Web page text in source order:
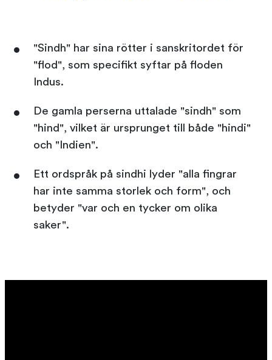
"Sindh" har sina rötter i sanskritordet för
"flod", som specifikt syftar på floden
Indus.
De gamla perserna uttalade "sindh" som
"hind", vilket är ursprunget till både "hindi"
och "Indien".
Ett ordspråk på sindhi lyder "alla fingrar
har inte samma storlek och form", och
betyder "var och en tycker om olika
saker".